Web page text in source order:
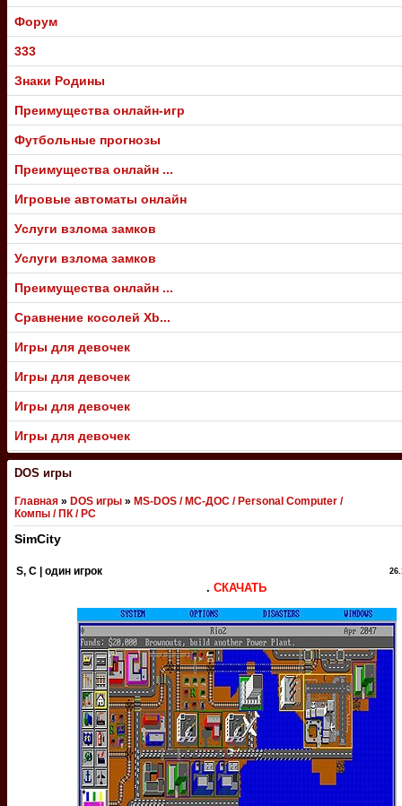
Форум
333
Знаки Родины
Преимущества онлайн-игр
Футбольные прогнозы
Преимущества онлайн ...
Игровые автоматы онлайн
Услуги взлома замков
Услуги взлома замков
Преимущества онлайн ...
Сравнение косолей Xb...
Игры для девочек
Игры для девочек
Игры для девочек
Игры для девочек
DOS игры
Главная » DOS игры » MS-DOS / МС-ДОС / Personal Computer /
Компы / ПК / PC
SimCity
S, С | один игрок
. СКАЧАТЬ